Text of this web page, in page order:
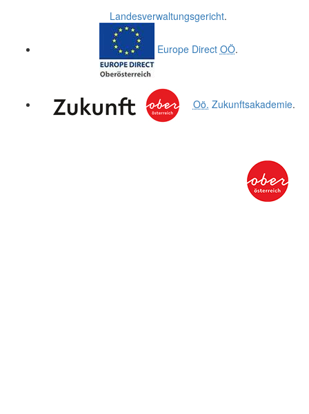
Landesverwaltungsgericht.
Europe Direct OÖ.
Oö. Zukunftsakademie.